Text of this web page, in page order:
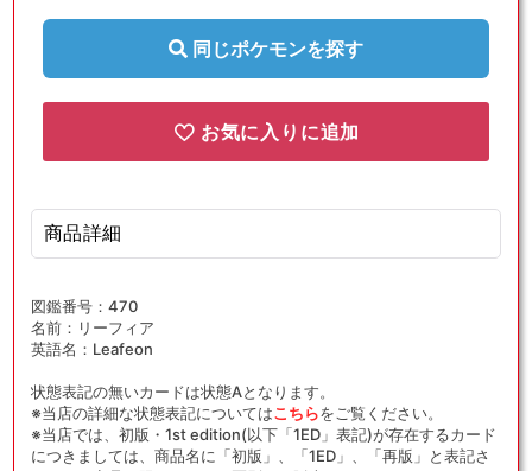
{草}
〈200/187〉
減
ら
す
{草}
〈200/187〉
数
増
す
同じポケモンを探す
お気に入りに追加
商品詳細
図鑑番号：470
名前：リーフィア
英語名：Leafeon
状態表記の無いカードは状態Aとなります。
※当店の詳細な状態表記についてはこちらをご覧ください。
※当店では、初版・1st edition(以下「1ED」表記)が存在するカード
につきましては、商品名に「初版」、「1ED」、「再版」と表記さ